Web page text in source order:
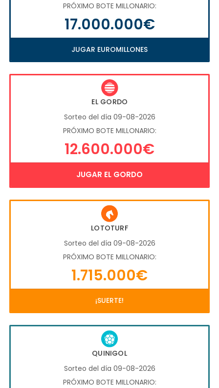
PRÓXIMO BOTE MILLONARIO:
17.000.000€
JUGAR EUROMILLONES
EL GORDO
Sorteo del día 09-08-2026
PRÓXIMO BOTE MILLONARIO:
12.600.000€
JUGAR EL GORDO
LOTOTURF
Sorteo del día 09-08-2026
PRÓXIMO BOTE MILLONARIO:
1.715.000€
¡SUERTE!
QUINIGOL
Sorteo del día 09-08-2026
PRÓXIMO BOTE MILLONARIO: